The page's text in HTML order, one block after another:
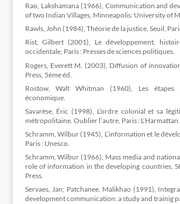
Rao, Lakshamana (1966), Communication and
of two Indian Villages, Minneapolis: University of
Rawls, John (1984), Théorie de la justice, Seuil,
Rist, Gilbert (2001), Le développement,
occidentale, Paris : Presses de sciences politiques.
Rogers, Everett M. (2003), Diffusion of
Press, 5ème éd.
Rostow, Walt Whitman (1960), Les étapes
économique.
Savarèse, Éric (1998), L’ordre colonial et sa
métropolitaine. Oublier l’autre, Paris : L’Harmattan.
Schramm, Wilbur (1945), L’information et le
Paris : Unesco.
Schramm, Wilbur (1966), Mass media and
role of information in the developing countries,
Press.
Servaes, Jan; Patchanee, Malikhao (1991),
development communication: a study and trainig